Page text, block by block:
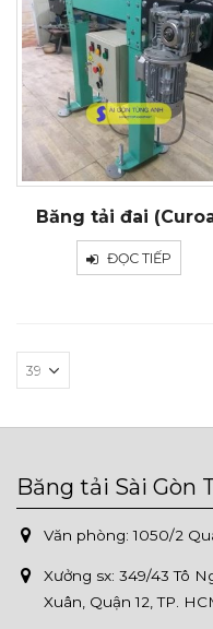
Băng tải đai
ĐỌC TIẾP
Băng tải Sài Gòn
Văn phòng: 1050/2
Xưởng sx: 349/43 Tô
Xuân, Quận 12, TP.